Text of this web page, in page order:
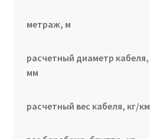
метраж, м
расчетный диаметр кабеля,
мм
расчетный вес кабеля, кг/км